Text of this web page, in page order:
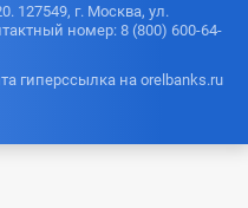
127549, г. Москва, ул.
номер: 8 (800) 600-64-
гиперссылка на orelbanks.ru